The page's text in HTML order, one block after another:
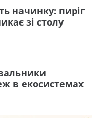
начинку: пиріг
зі столу
в екосистемах